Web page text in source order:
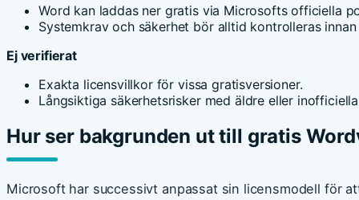
Word kan laddas ner gratis via Microsofts officiella
Systemkrav och säkerhet bör alltid kontrolleras
Ej verifierat
Exakta licensvillkor för vissa gratisversioner.
Långsiktiga säkerhetsrisker med äldre eller
Hur ser bakgrunden ut till gratis
Microsoft har successivt anpassat sin licensmodell för